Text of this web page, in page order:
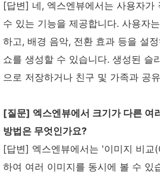
[답변] 네, 엑스엔뷰에서는 사용자가
수 있는 기능을 제공합니다. 사용자
하고, 배경 음악, 전환 효과 등을 설
쇼를 생성할 수 있습니다. 생성된 슬
으로 저장하거나 친구 및 가족과 공
[질문] 엑스엔뷰에서 크기가 다른 여
방법은 무엇인가요?
[답변] 엑스엔뷰에서는 '이미지 비
하여 여러 이미지를 동시에 볼 수 있